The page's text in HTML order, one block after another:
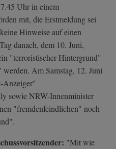
Uhr in einem
mit, die Erstmeldung sei
Hinweise auf einen
danach, dem 10. Juni,
"terroristischer Hintergrund"
werden. Am Samstag, 12. Juni
Anzeiger"
sowie NRW-Innenminister
"fremdenfeindlichen" noch
"Mit wie